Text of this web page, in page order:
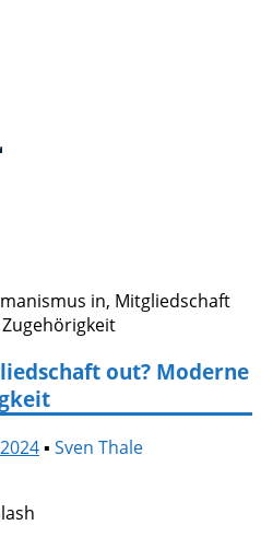
in, Mitgliedschaft
out? Moderne
▪ Sven Thale